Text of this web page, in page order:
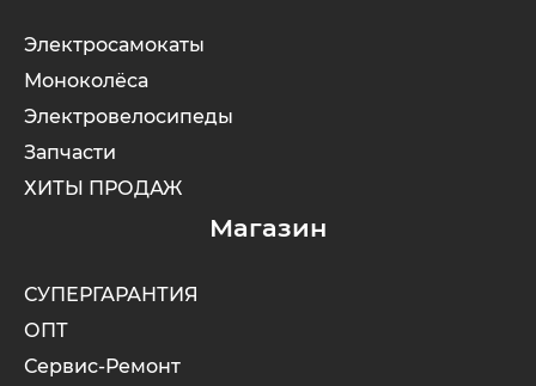
Электросамокаты
Моноколёса
Электровелосипеды
Запчасти
ХИТЫ ПРОДАЖ
Магазин
СУПЕРГАРАНТИЯ
ОПТ
Сервис-Ремонт